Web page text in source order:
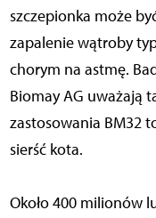
szczepionka może
zapalenie wątroby
chorym na astmę.
Biomay AG uważają
zastosowania BM32
sierść kota.
Około 400 milionów